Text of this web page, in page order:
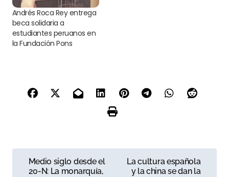
Andrés Roca Rey entrega
beca solidaria a
estudiantes peruanos en
la Fundación Pons
Medio siglo desde el
20-N: La monarquía,
La cultura española
y la china se dan la